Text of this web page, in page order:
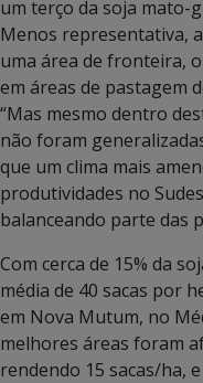
um terço da soja mato-
Menos representativa,
uma área de fronteira,
em áreas de pastagem
“Mas mesmo dentro
não foram
que um clima mais
produtividades no
balanceando parte das
Com cerca de 15% da
média de 40 sacas por
em Nova Mutum, no
melhores áreas foram
rendendo 15 sacas/ha,